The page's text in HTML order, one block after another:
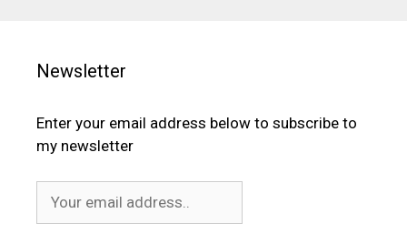
Newsletter
Enter your email address below to subscribe to
my newsletter